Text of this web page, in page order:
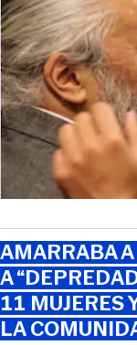
AMARRABA
A
11 MUJERES
LA